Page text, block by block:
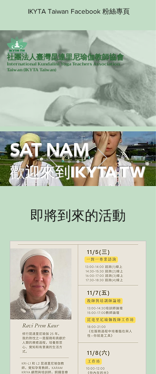
IKYTA Taiwan Facebook 粉絲專頁
社團法人臺灣昆達里尼瑜伽教師協會
International Kundalini Yoga Teachers Association
Taiwan(IKYTA Taiwan)
SAT NAM
歡迎來到IKYTA TW
即將到來的活動